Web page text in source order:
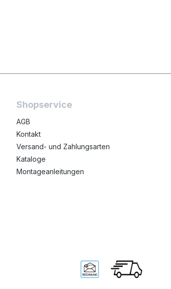
Shopservice
AGB
Kontakt
Versand- und Zahlungsarten
Kataloge
Montageanleitungen